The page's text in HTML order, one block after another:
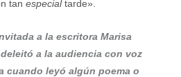
tanespecialtarde».
a la escritora Marisa
a la audiencia con voz
cuando leyó algún poema o